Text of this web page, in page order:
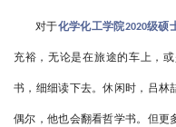
对于化学化工学院2020级硕
充裕，无论是在旅途的车上，
书，细细读下去。休闲时，吕林
偶尔，他也会翻看哲学书。但更